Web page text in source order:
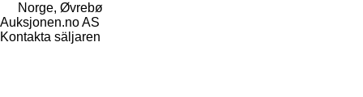
Norge, Øvrebø
Auksjonen.no AS
Kontakta säljaren